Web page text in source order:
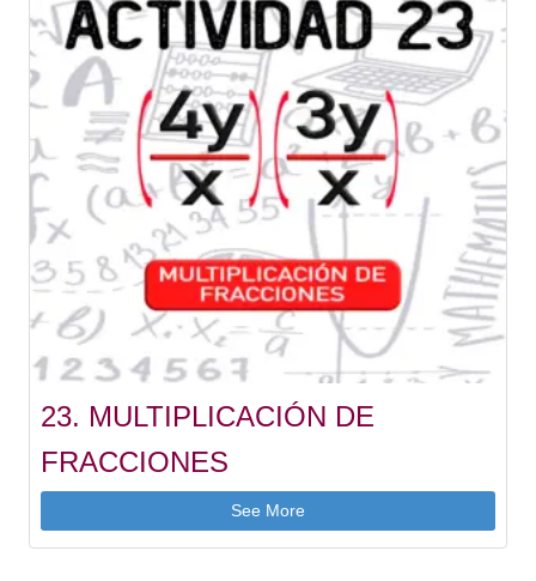
23. MULTIPLICACIÓN DE
FRACCIONES
See More